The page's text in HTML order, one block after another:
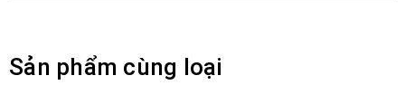
Sản phẩm cùng loại